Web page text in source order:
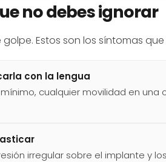
no debes ignorar
Estos son los síntomas
con la lengua
cualquier movilidad en
irregular sobre el implante y